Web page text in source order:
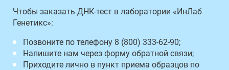
Чтобы заказать ДНК-тест в лаборатории «ИнЛаб
Генетикс»:
Позвоните по телефону 8 (800) 333-62-90;
Напишите нам через форму обратной связи;
Приходите лично в пункт приема образцов по